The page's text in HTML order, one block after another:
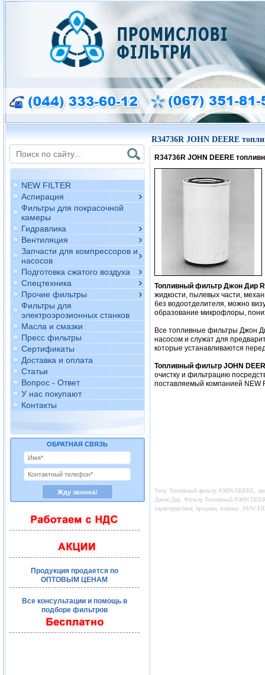
NEW FILTER
Аспирация
Фильтры для покрасочной
камеры
Гидравлика
Вентиляция
Запчасти для компрессоров и
насосов
Подготовка сжатого воздуха
Спецтехника
Прочие фильтры
Фильтры для
электроэрозионных станков
Масла и смазки
Пресс фильтры
Сертификаты
Доставка и оплата
Статьи
Вопрос - Ответ
У нас покупают
Контакты
ОБРАТНАЯ СВЯЗЬ
Продукция продается по
ОПТОВЫМ ЦЕНАМ
Все консультации и помощь в
подборе фильтров
R34736R JOHN DEERE
R34736R JOHN DEERE
Топливный фильтр Джон Дир
жидкости, пылевых части,
без водоотделителя, можно
образование микрофлоры,
Все топливные фильтры Джон
насосом и служат для
которые устанавливаются
Топливный фильтр JOHN
очистку и фильтрацию
поставляемый компанией NEW
Теги: Топливный фильтр JOHN DEERE,
Джон Дир, Фильтр Топливный JOHN
характеристики, продажа, отзывы